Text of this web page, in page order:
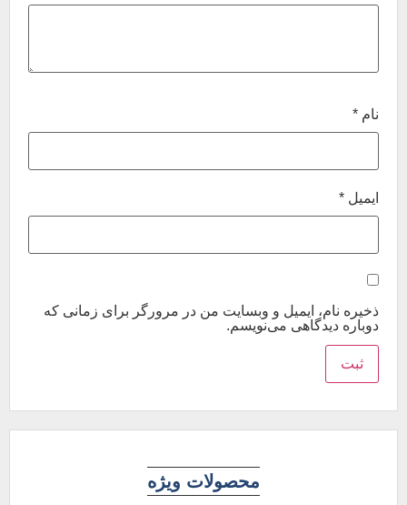
نام*
ایمیل *
ذخیره نام، ایمیل و وبسایت من در مرورگر برای زمانی که
دوباره دیدگاهی می‌نویسم.
محصولات ویژه